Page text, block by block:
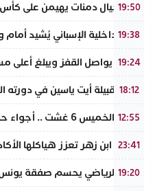
19:50
نادي أجيال دمنات يهيمن على كأس
19:38
وزير الداخلية الإسباني يُشيد
19:24
الذهب يواصل القفز ويبلغ أعلى مستوى في 7 أسابيع مدعوماً بتراجع الدولار
18:12
ملتقى قبيلة أيت ياسين في دورته الـ63.. احتفاء بالتراث وتجديد لروح الانتماء
12:55
طقس الخميس 6 غشت .. أجواء حارة بعدد من مناطق المملكة
23:41
جامعة ابن زهر تعزز هياكلها
19:20
الرجاء الرياضي يحسم صفقة